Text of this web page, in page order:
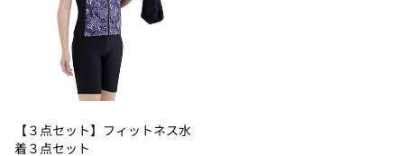
【３点セット】フィットネス水
着３点セット